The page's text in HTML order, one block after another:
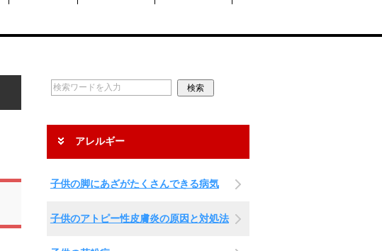
アレルギー
子供の脚にあざがたくさんできる病気
子供のアトピー性皮膚炎の原因と対処法